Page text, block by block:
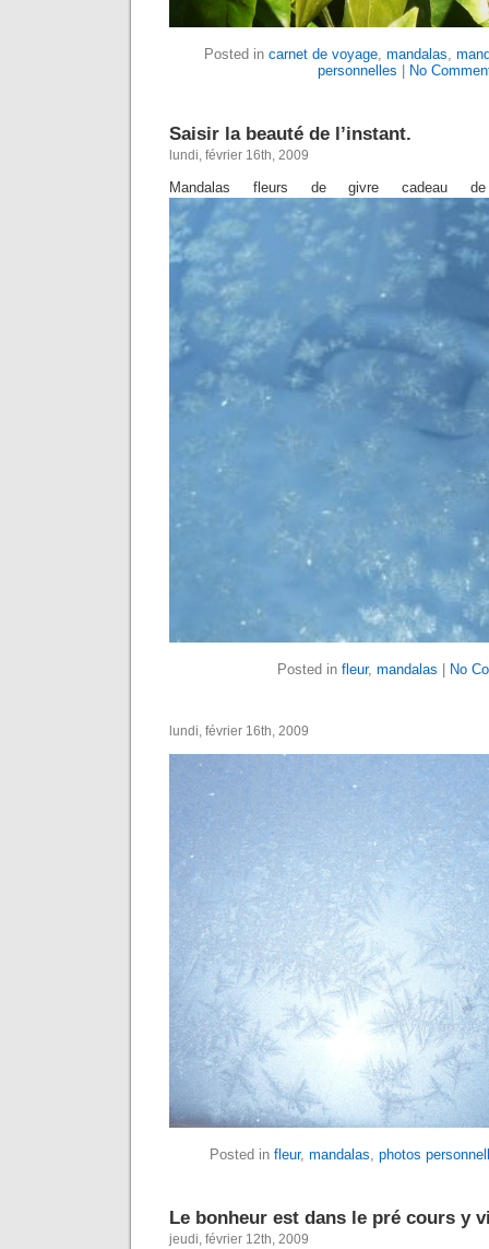
Posted in carnet de voyage, mandalas,
personnelles
No
Saisir la beauté de l’instant.
lundi, février 16th, 2009
Mandalas fleurs de givre cadeau
Posted in fleur, mandalas | No
lundi, février 16th, 2009
Posted in fleur, mandalas, photos
Le bonheur est dans le pré cours y
jeudi, février 12th, 2009